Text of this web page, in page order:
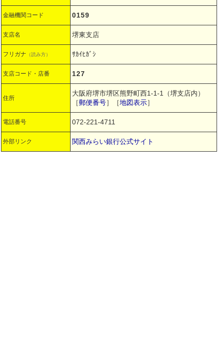
金融機関コード 0159
支店名 堺東支店
フリガナ （読み方） ｻｶｲﾋｶﾞｼ
支店コード・店番 127
住所
大阪府堺市堺区熊野町西1-1-1（堺支店内）
［郵便番号］［地図表示］
電話番号 072-221-4711
外部リンク 関西みらい銀行公式サイト